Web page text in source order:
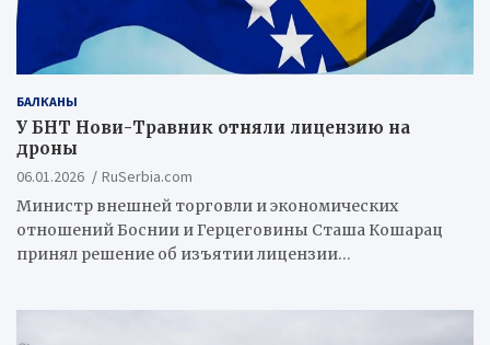
БАЛКАНЫ
У БНТ Нови-Травник отняли лицензию на
дроны
06.01.2026
RuSerbia.com
Министр внешней торговли и экономических
отношений Боснии и Герцеговины Сташа Кошарац
принял решение об изъятии лицензии…